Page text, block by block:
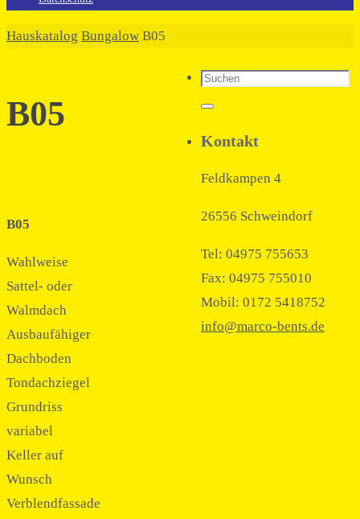
Home
Hauskatalog Bungalow B05
B05
B05
Wahlweise
Sattel- oder
Walmdach
Ausbaufähiger
Dachboden
Tondachziegel
Grundriss
variabel
Keller auf
Wunsch
Verblendfassade
Suchen
nach:
Suchen
Kontakt
Feldkampen 4
26556 Schweindorf
Tel: 04975 755653
Fax: 04975 755010
Mobil: 0172 5418752
info@marco-bents.de